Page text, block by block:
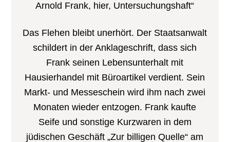
Arnold Frank, hier, Untersuchungshaft“
Das Flehen bleibt unerhört. Der Staatsanwalt
schildert in der Anklageschrift, dass sich
Frank seinen Lebensunterhalt mit
Hausierhandel mit Büroartikel verdient. Sein
Markt- und Messeschein wird ihm nach zwei
Monaten wieder entzogen. Frank kaufte
Seife und sonstige Kurzwaren in dem
jüdischen Geschäft „Zur billigen Quelle“ am